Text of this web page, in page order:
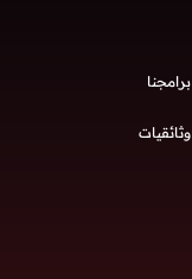
برامجنا
وثائقيات